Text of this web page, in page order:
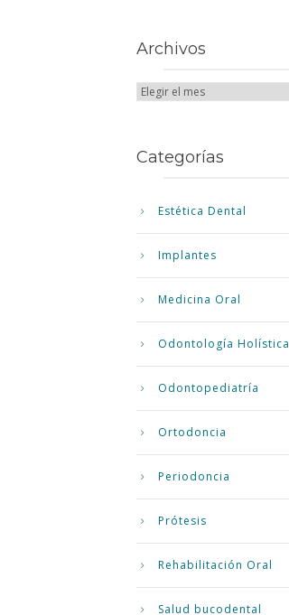
Archivos
Categorías
Estética Dental
Implantes
Medicina Oral
Odontología Holística
Odontopediatría
Ortodoncia
Periodoncia
Prótesis
Rehabilitación Oral
Salud bucodental